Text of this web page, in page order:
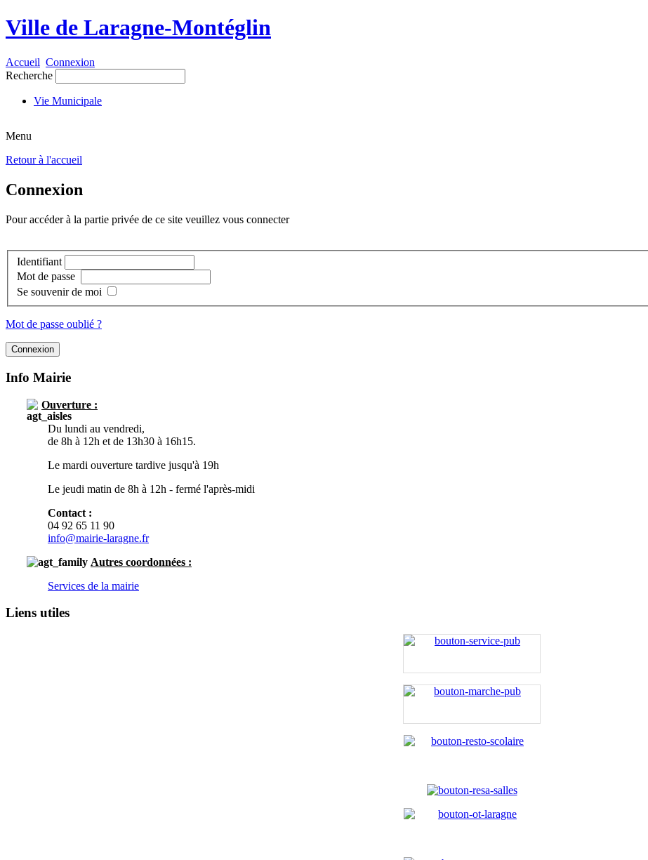
Ville de Laragne-Montéglin
Accueil Connexion
Recherche
Vie Municipale
Menu
Retour à l'accueil
Connexion
Pour accéder à la partie privée de ce site veuillez vous connecter
Identifiant
Mot de passe
Se souvenir de moi
Mot de passe oublié ?
Info Mairie
Ouverture :
Du lundi au vendredi,
de 8h à 12h et de 13h30 à 16h15.
Le mardi ouverture tardive jusqu'à 19h
Le jeudi matin de 8h à 12h - fermé l'après-midi
Contact :
04 92 65 11 90
info@mairie-laragne.fr
Autres coordonnées :
Services de la mairie
Liens utiles